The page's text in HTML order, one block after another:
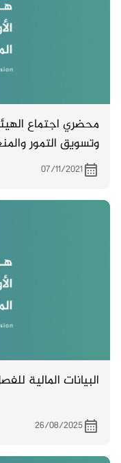
محضري اجتماع
غير المصدق ) .
07/11/2021
البيانات المالية للفصل الثاني 2025
26/08/2025